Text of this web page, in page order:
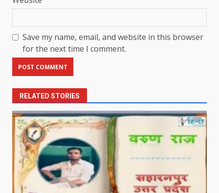
Save my name, email, and website in this browser
for the next time I comment.
RELATED STORIES